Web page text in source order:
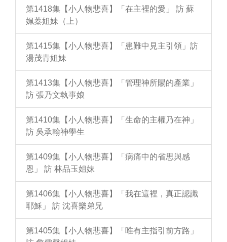
第1418集【小人物悲喜】「在主裡的愛」 訪 蘇
姵蓁姐妹（上）
第1415集【小人物悲喜】「患難中見主引領」訪
湯茂青姐妹
第1413集【小人物悲喜】「管理神所賜的產業」
訪 張乃文執事娘
第1410集【小人物悲喜】「生命的主權乃在神」
訪 吳承翰神學生
第1409集【小人物悲喜】「病痛中的省思與感
恩」 訪 林品玉姐妹
第1406集【小人物悲喜】「我在這裡，真正認識
耶穌」 訪 沈喜樂弟兄
第1405集【小人物悲喜】「唯有主指引前方路」